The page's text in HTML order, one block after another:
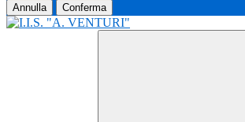
Annulla Conferma